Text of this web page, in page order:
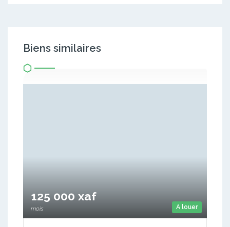
Biens similaires
A louer
125 000 xaf
mois